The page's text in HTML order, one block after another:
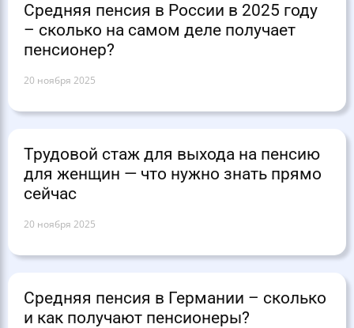
Средняя пенсия в России в 2025 году
– сколько на самом деле получает
пенсионер?
20 ноября 2025
Трудовой стаж для выхода на пенсию
для женщин — что нужно знать прямо
сейчас
20 ноября 2025
Средняя пенсия в Германии – сколько
и как получают пенсионеры?